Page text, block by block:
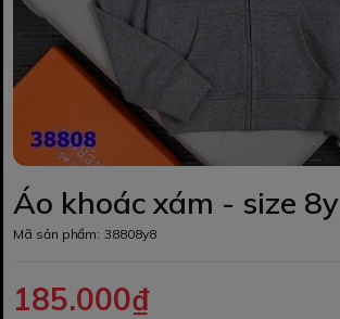
Áo khoác xám - size 8y
Mã sản phẩm: 38808y8
185.000₫